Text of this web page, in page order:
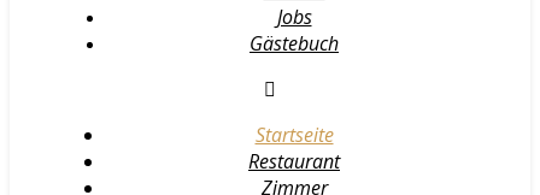
Jobs
Gästebuch
Startseite
Restaurant
Zimmer